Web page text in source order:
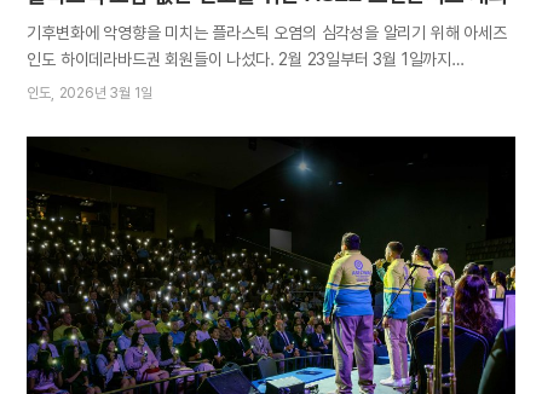
기후변화에 악영향을 미치는 플라스틱 오염의 심각성을 알리기 위해 아세즈
인도 하이데라바드권 회원들이 나섰다. 2월 23일부터 3월 1일까지
텔랑가나주 하이데라바드 각지에서 ‘플라스틱 오염 없는 인도를 위한 ASEZ
것이다. 실파칼라 베디카 컨벤션센터, 오스마니아대학교, 텔랑가나 주청사
등 5곳에서 열린 행사에 현지 아세즈 회원을 비롯, 시민과 각계 인사 등 총
3천여 명이 참석해 플라스틱 문제에 대한 지역사회의 높은 관심과 개선
의지를 실감케 했다. 방학 중 인도를 방문한 한국 회원들도 성공적인 콘서트
개최를 위해 힘을 보탰다. 콘서트는 중창과 오케스트라 연주가 어우러진
다채로운 무대로 꾸며졌다. 혼성중창단은 환경노래 ‘Right now Right
here’ 등의 곡을 불러 환경보호의 중요성을 호소력 있게 전하며 연대와
참여를 촉구했다. 회원들이 준비한 인도 전통춤과 한국 부채춤 공연은
관객들의 큰 호응을 얻으며 행사에 풍성함을 더했다. 참석 인사들은…
인도 2026년 3월 1일